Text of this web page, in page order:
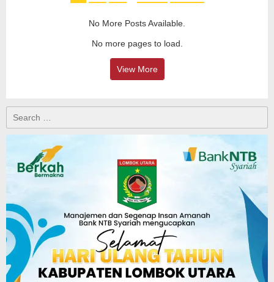
No More Posts Available.
No more pages to load.
View More
for: